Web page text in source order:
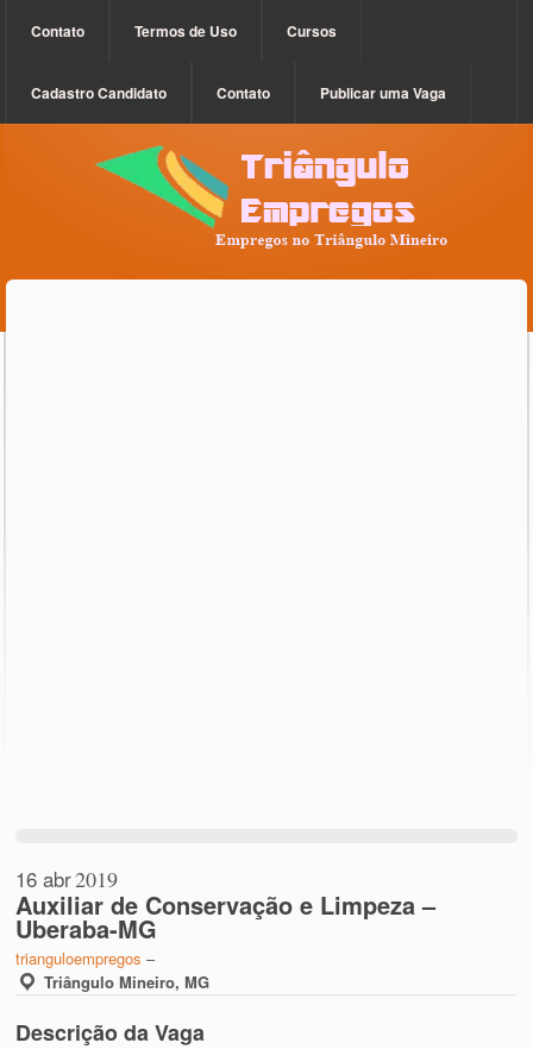
Contato Termos de Uso Cursos
Cadastro Candidato Contato Publicar uma Vaga
16 abr2019
Auxiliar de Conservação e Limpeza –
Uberaba-MG
trianguloempregos –
Triângulo Mineiro, MG
Descrição da Vaga